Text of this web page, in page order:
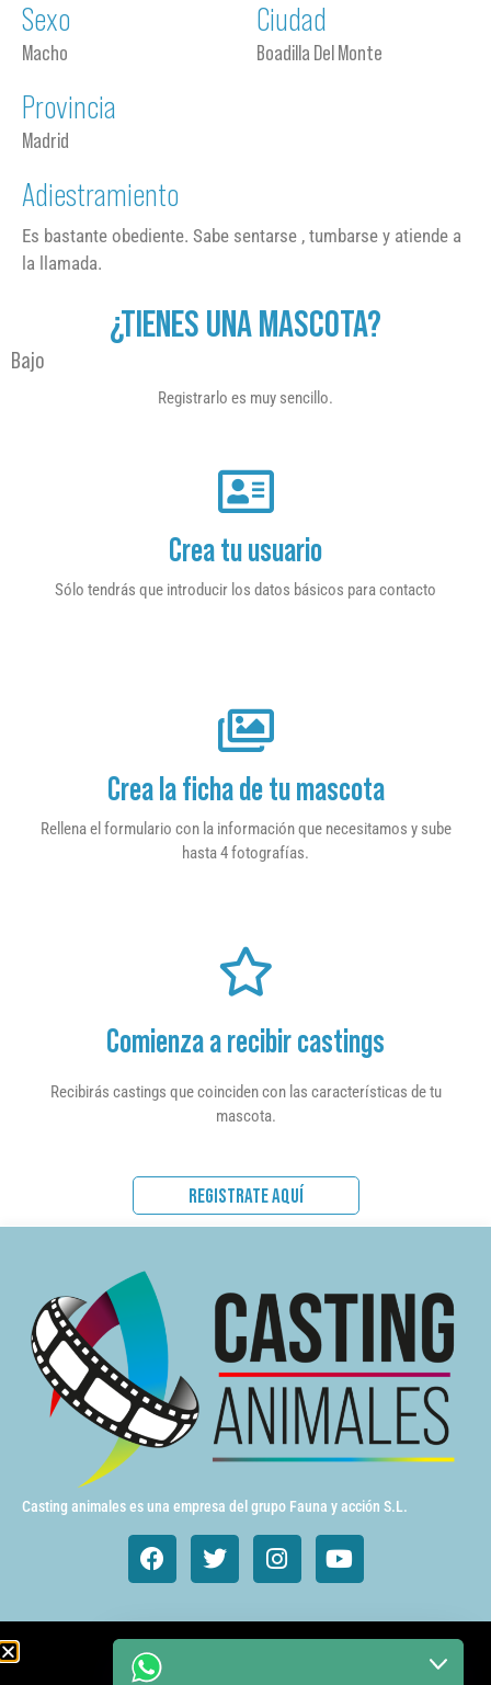
Sexo
Macho
Ciudad
Boadilla Del Monte
Provincia
Madrid
Adiestramiento
Es bastante obediente. Sabe sentarse , tumbarse y atiende a
la llamada.
¿TIENES UNA MASCOTA?
Bajo
Registrarlo es muy sencillo.
Crea tu usuario
Sólo tendrás que introducir los datos básicos para contacto
Crea la ficha de tu mascota
Rellena el formulario con la información que necesitamos y sube
hasta 4 fotografías.
Comienza a recibir castings
Recibirás castings que coinciden con las características de tu
mascota.
REGISTRATE AQUÍ
Casting animales es una empresa del grupo Fauna y acción S.L.
Animales de cine y TV